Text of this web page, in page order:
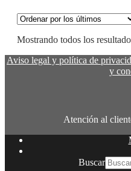
Mostrando todos los
Aviso legal y política de
y
Atención al
Buscar